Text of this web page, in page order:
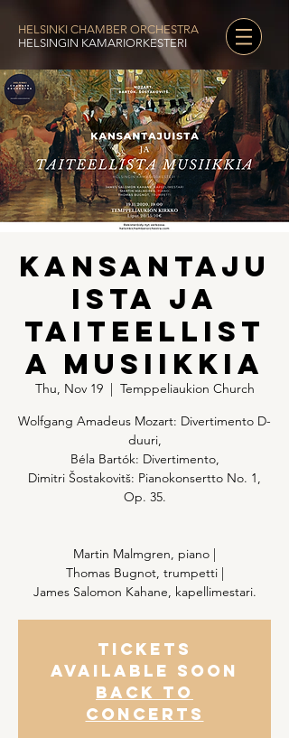
HELSINKI CHAMBER ORCHESTRA
HELSINGIN KAMARIORKESTERI
Kansantaju
ista ja
taiteellist
a musiikkia
Thu, Nov 19
  |
Temppeliaukion Church
Wolfgang Amadeus Mozart: Divertimento D-
duuri,
Béla Bartók: Divertimento,
Dimitri Šostakovitš: Pianokonsertto No. 1,
Op. 35.
Martin Malmgren, piano |
Thomas Bugnot, trumpetti |
James Salomon Kahane, kapellimestari.
Tickets
Available Soon
Back to
concerts